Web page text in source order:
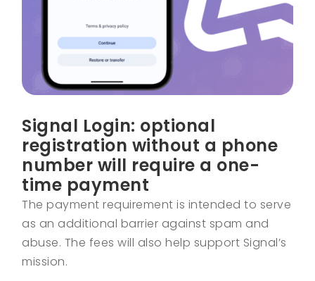
Signal Login: optional
registration without a phone
number will require a one-
time payment
The payment requirement is intended to serve
as an additional barrier against spam and
abuse. The fees will also help support Signal’s
mission.